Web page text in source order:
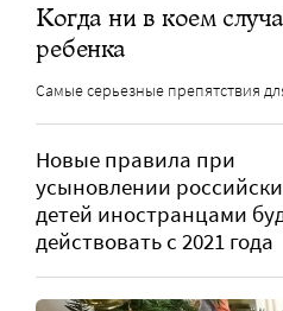
Когда ни в коем
ребенка
Самые серьезные препятствия
Новые правила при
усыновлении
детей иностранцами
действовать с 2021 года